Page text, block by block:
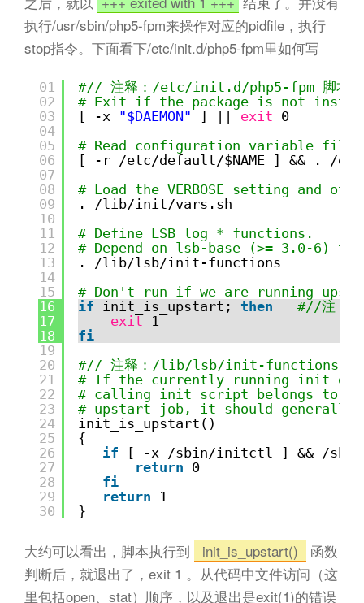
执行/usr/sbin/php5-fpm来操作对应的pidfile，执行
stop指令。下面看下/etc/init.d/php5-fpm里如何写
01
02
03
04
05
06
07
08
09
10
11
12
13
14
15
16
17
18
19
20
21
22
23
24
25
26
27
28
29
30
#// 注释：/etc/init.d/php5-fpm 脚本的
# Exit if the package is not
[ -x "$DAEMON" ] || exit 0
# Read configuration variable
[ -r /etc/default/$NAME ] && . /
# Load the VERBOSE setting and
. /lib/init/vars .sh
# Define LSB log_* functions.
# Depend on lsb-base (>= 3.0-6)
. /lib/lsb/init-functions
# Don't run if we are running
if init_is_upstart; then
#//注：
exit
1
fi
#// 注释：/lib/lsb/init-functions
# If the currently running init
# calling init script belongs to a
# upstart job, it should generally
init_is_upstart()
{
if
[ -x /sbin/initctl ] && /
return 0
fi
return
1
}
大约可以看出，脚本执行到 init_is_upstart()
函数
判断后，就退出了，exit 1 。从代码中文件访问（这
里包括open、stat）顺序，以及退出是exit(1)的错误